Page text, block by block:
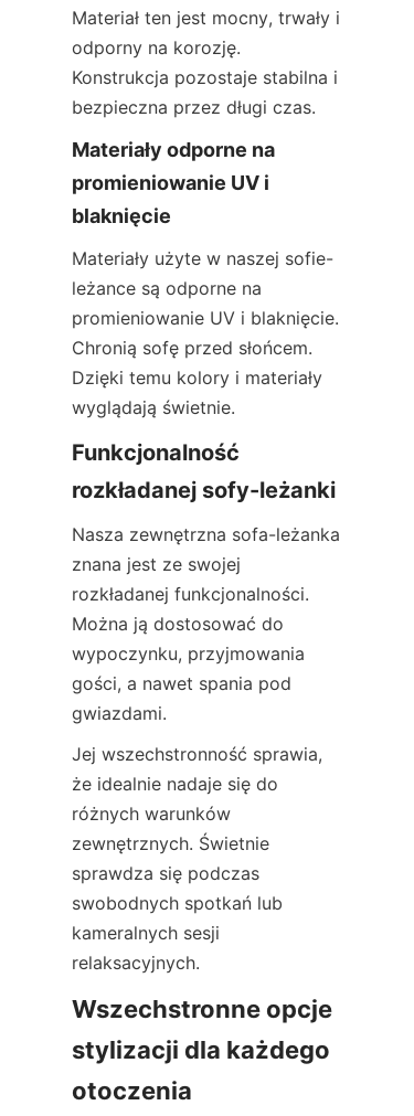
Materiał ten jest mocny, trwały i
odporny na korozję.
Konstrukcja pozostaje stabilna i
bezpieczna przez długi czas.
Materiały odporne na
promieniowanie UV i
blaknięcie
Materiały użyte w naszej sofie-
leżance są odporne na
promieniowanie UV i blaknięcie.
Chronią sofę przed słońcem.
Dzięki temu kolory i materiały
wyglądają świetnie.
Funkcjonalność
rozkładanej sofy-leżanki
Nasza zewnętrzna sofa-leżanka
znana jest ze swojej
rozkładanej funkcjonalności.
Można ją dostosować do
wypoczynku, przyjmowania
gości, a nawet spania pod
gwiazdami.
Jej wszechstronność sprawia,
że idealnie nadaje się do
różnych warunków
zewnętrznych. Świetnie
sprawdza się podczas
swobodnych spotkań lub
kameralnych sesji
relaksacyjnych.
Wszechstronne opcje
stylizacji dla każdego
otoczenia